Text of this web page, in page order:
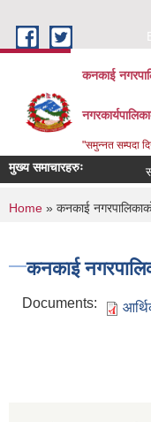
कनकाई
"समुन्नत सम्पदा
मुख्य समाचारहरुः
You are
Home » कनकाई
कनकाई
Documents: